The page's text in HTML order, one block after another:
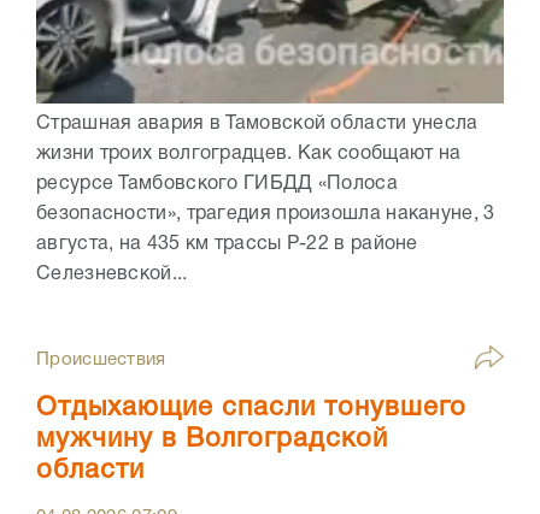
Страшная авария в Тамовской области унесла
жизни троих волгоградцев. Как сообщают на
ресурсе Тамбовского ГИБДД «Полоса
безопасности», трагедия произошла накануне, 3
августа, на 435 км трассы Р-22 в районе
Селезневской...
Происшествия
Отдыхающие спасли тонувшего
мужчину в Волгоградской
области